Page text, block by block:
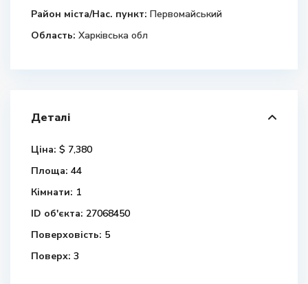
Район міста/Нас. пункт: Первомайський
Область: Харківська обл
Деталі
Ціна: $ 7,380
Площа: 44
Кімнати: 1
ID об'єкта: 27068450
Поверховість: 5
Поверх: 3